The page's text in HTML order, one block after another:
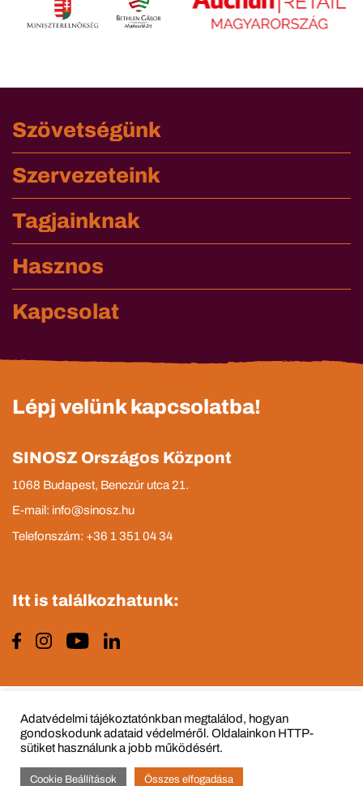
Szövetségünk
Szervezeteink
Tagjainknak
Hasznos
Kapcsolat
Lépj velünk kapcsolatba!
SINOSZ Országos Központ
1068 Budapest, Benczúr utca 21.
E-mail: info@sinosz.hu
Telefonszám: +36 1 351 04 34
Itt is találkozhatunk:
Impresszum Adatvédelmi tájékoztató
Adatvédelmi tájékoztatónkban megtalálod, hogyan
gondoskodunk adataid védelméről. Oldalainkon HTTP-
sütiket használunk a jobb működésért.
Cookie Beállítások Összes elfogadása